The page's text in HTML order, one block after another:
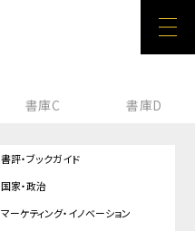
書庫C 書庫D
書評・ブックガイド
国家・政治
マーケティング・イノベーション